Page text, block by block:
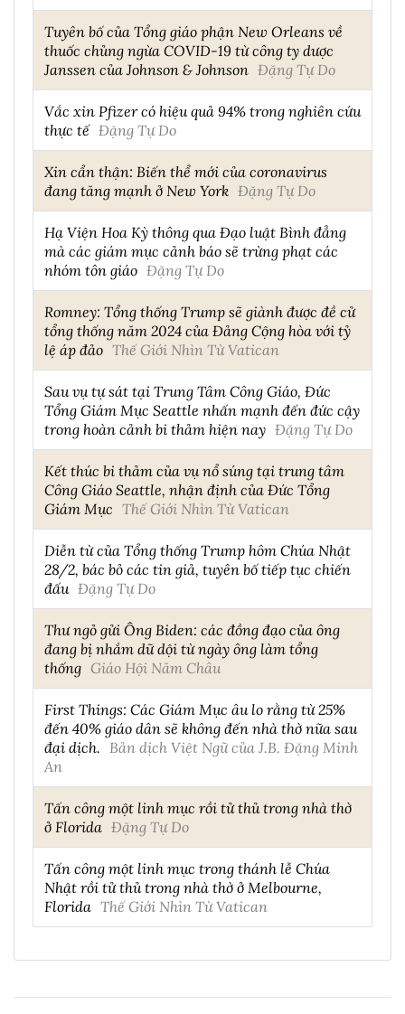
Tuyên bố của Tổng giáo phận New Orleans về
thuốc chủng ngừa COVID-19 từ công ty dược
Janssen của Johnson & Johnson Đặng Tự Do
Vắc xin Pfizer có hiệu quả 94% trong nghiên cứu
thực tế Đặng Tự Do
Xin cẩn thận: Biến thể mới của coronavirus
đang tăng mạnh ở New York Đặng Tự Do
Hạ Viện Hoa Kỳ thông qua Đạo luật Bình đẳng
mà các giám mục cảnh báo sẽ trừng phạt các
nhóm tôn giáo Đặng Tự Do
Romney: Tổng thống Trump sẽ giành được đề cử
tổng thống năm 2024 của Đảng Cộng hòa với tỷ
lệ áp đảo Thế Giới Nhìn Từ Vatican
Sau vụ tự sát tại Trung Tâm Công Giáo, Đức
Tổng Giám Mục Seattle nhấn mạnh đến đức cậy
trong hoàn cảnh bi thảm hiện nay Đặng Tự Do
Kết thúc bi thảm của vụ nổ súng tại trung tâm
Công Giáo Seattle, nhận định của Đức Tổng
Giám Mục Thế Giới Nhìn Từ Vatican
Diễn từ của Tổng thống Trump hôm Chúa Nhật
28/2, bác bỏ các tin giả, tuyên bố tiếp tục chiến
đấu Đặng Tự Do
Thư ngỏ gửi Ông Biden: các đồng đạo của ông
đang bị nhắm dữ dội từ ngày ông làm tổng
thống Giáo Hội Năm Châu
First Things: Các Giám Mục âu lo rằng từ 25%
đến 40% giáo dân sẽ không đến nhà thờ nữa sau
đại dịch. Bản dịch Việt Ngữ của J.B. Đặng Minh
An
Tấn công một linh mục rồi tử thủ trong nhà thờ
ở Florida Đặng Tự Do
Tấn công một linh mục trong thánh lễ Chúa
Nhật rồi tử thủ trong nhà thờ ở Melbourne,
Florida Thế Giới Nhìn Từ Vatican